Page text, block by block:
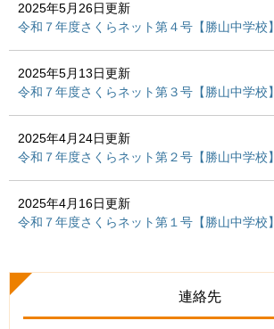
2025年5月26日更新
令和７年度さくらネット第４号【勝山中学校】
2025年5月13日更新
令和７年度さくらネット第３号【勝山中学校】
2025年4月24日更新
令和７年度さくらネット第２号【勝山中学校】
2025年4月16日更新
令和７年度さくらネット第１号【勝山中学校】
連絡先